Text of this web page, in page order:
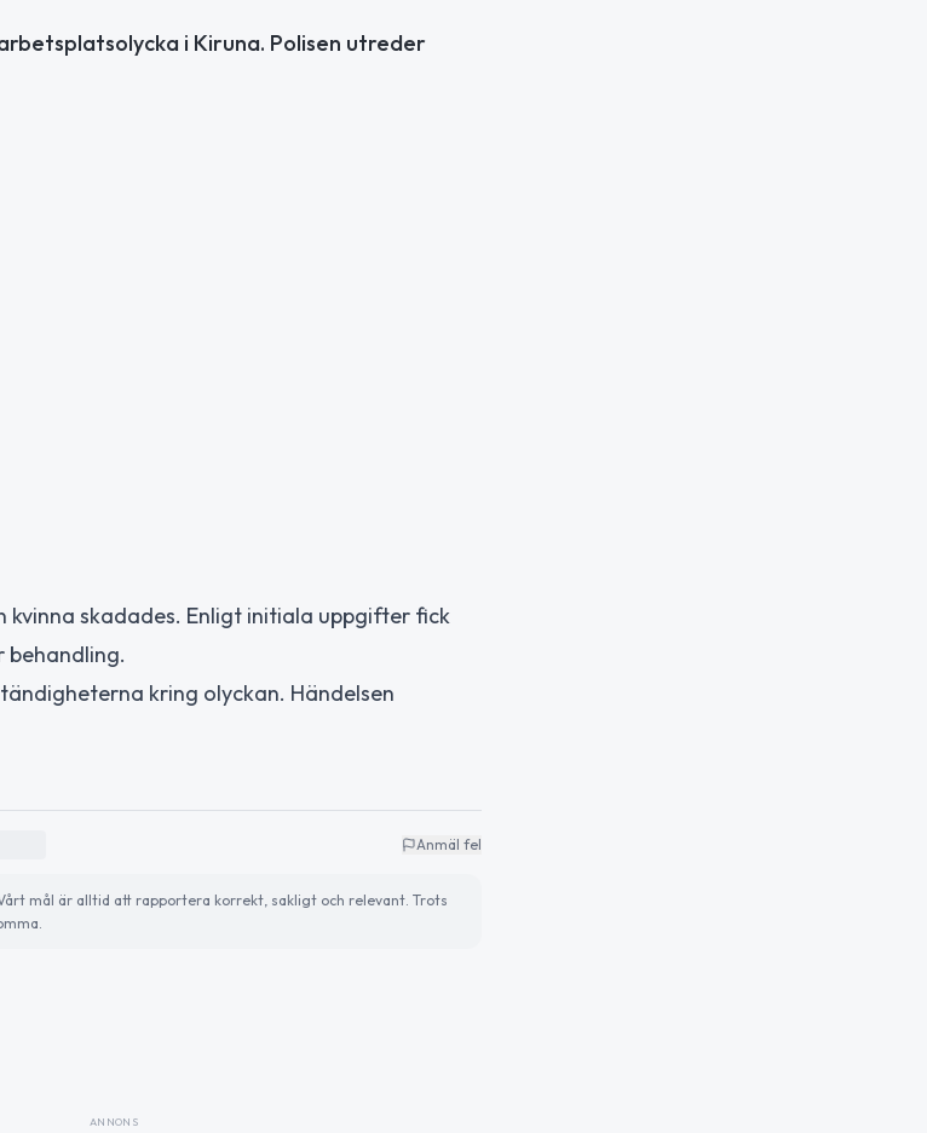
i Kiruna. Polisen utreder
kvinna skadades. Enligt initiala uppgifter fick
behandling.
kring olyckan. Händelsen
Anmäl fel
mål är alltid att rapportera korrekt, sakligt och relevant. Trots
ANNONS